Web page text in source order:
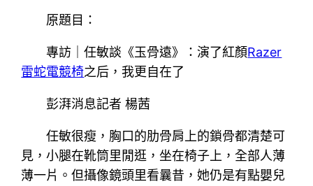
原題目：
專訪｜任敏談《玉骨遠》：演了紅顏Razer
雷蛇電競椅之后，我更自在了
彭湃消息記者 楊茜
任敏很瘦，胸口的肋骨肩上的鎖骨都清楚可
見，小腿在靴筒里閒逛，坐在椅子上，全部人薄
薄一片。但攝像鏡頭里看曩昔，她仍是有點嬰兒